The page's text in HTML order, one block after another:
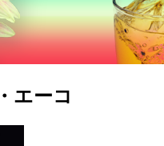
エーコ